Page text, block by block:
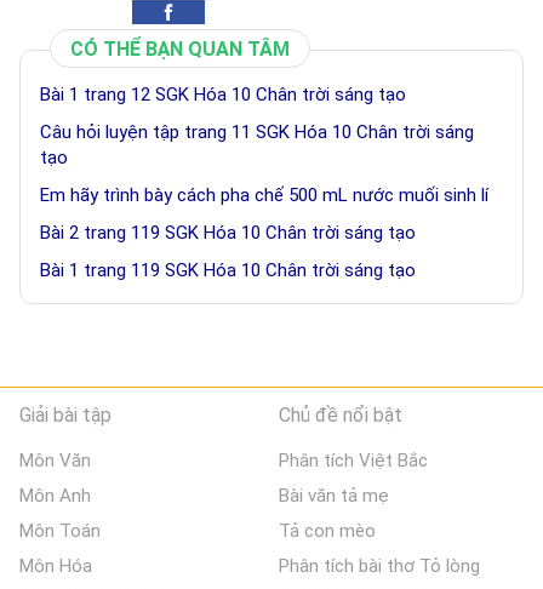
CÓ THỂ BẠN QUAN TÂM
Bài 1 trang 12 SGK Hóa 10 Chân trời sáng tạo
Câu hỏi luyện tập trang 11 SGK Hóa 10 Chân trời sáng
tạo
Em hãy trình bày cách pha chế 500 mL nước muối sinh lí
Bài 2 trang 119 SGK Hóa 10 Chân trời sáng tạo
Bài 1 trang 119 SGK Hóa 10 Chân trời sáng tạo
Giải bài tập
Môn Văn
Môn Anh
Môn Toán
Môn Hóa
Chủ đề nổi bật
Phân tích Việt Bắc
Bài văn tả mẹ
Tả con mèo
Phân tích bài thơ Tỏ lòng